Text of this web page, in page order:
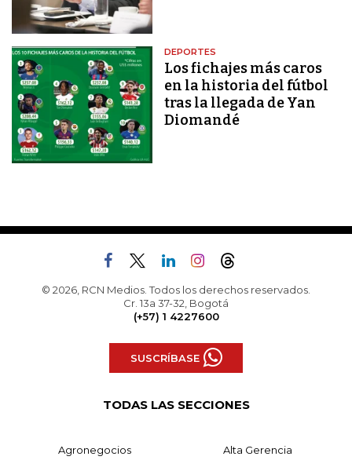
DEPORTES
Los fichajes más caros
en la historia del fútbol
tras la llegada de Yan
Diomandé
© 2026, RCN Medios. Todos los derechos reservados.
Cr. 13a 37-32, Bogotá
(+57) 1 4227600
SUSCRÍBASE
TODAS LAS SECCIONES
Agronegocios Alta Gerencia